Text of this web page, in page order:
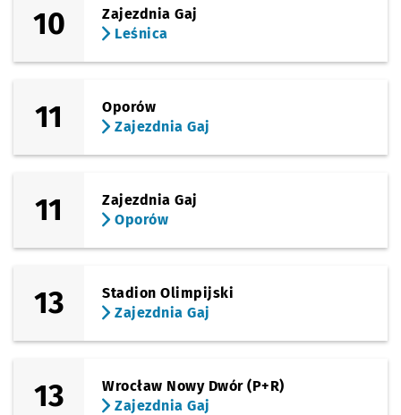
10
Zajezdnia Gaj
Leśnica
11
Oporów
Zajezdnia Gaj
11
Zajezdnia Gaj
Oporów
13
Stadion Olimpijski
Zajezdnia Gaj
13
Wrocław Nowy Dwór (P+R)
Zajezdnia Gaj